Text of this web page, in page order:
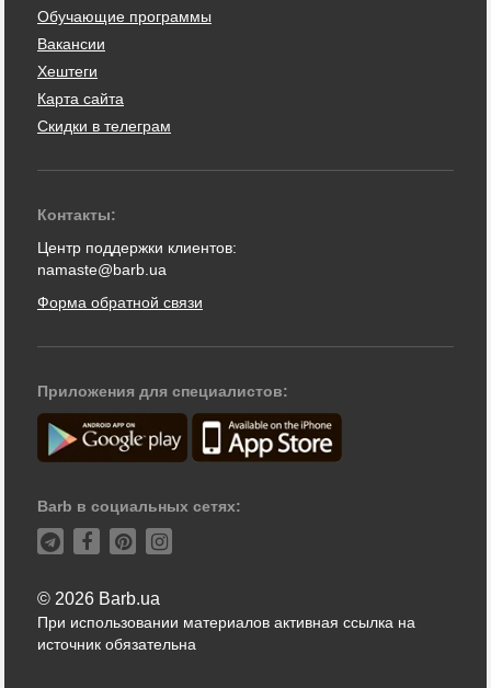
Обучающие программы
Вакансии
Хештеги
Карта сайта
Скидки в телеграм
Контакты:
Центр поддержки клиентов:
namaste@barb.ua
Форма обратной связи
Приложения для специалистов:
Barb в социальных сетях:
© 2026 Barb.ua
При использовании материалов активная ссылка на
источник обязательна